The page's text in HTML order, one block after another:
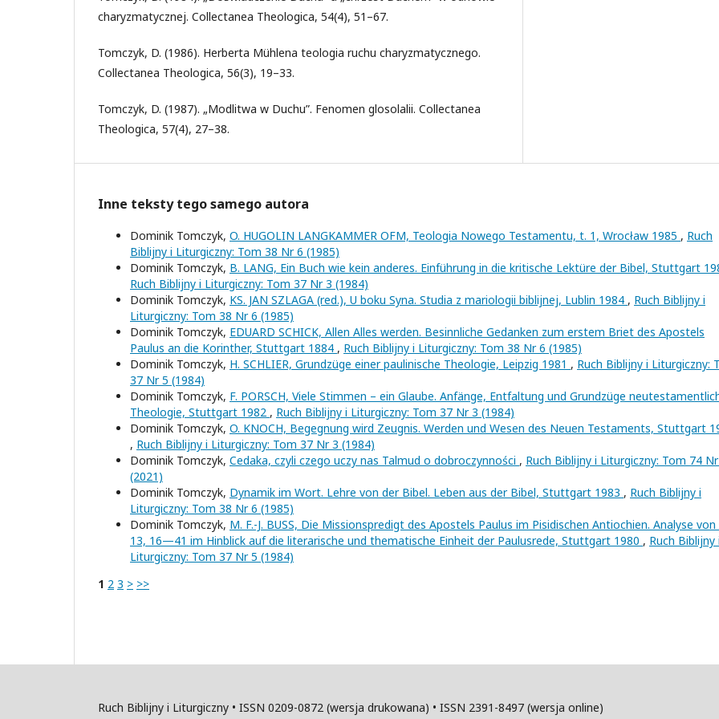
charyzmatycznej. Collectanea Theologica, 54(4), 51–67.
Tomczyk, D. (1986). Herberta Mühlena teologia ruchu charyzmatycznego.
Collectanea Theologica, 56(3), 19–33.
Tomczyk, D. (1987). „Modlitwa w Duchu”. Fenomen glosolalii. Collectanea
Theologica, 57(4), 27–38.
Inne teksty tego samego autora
Dominik Tomczyk, O. HUGOLIN LANGKAMMER OFM, Teologia Nowego Testamentu, t. 1, Wrocław 1985 , Ruch
Biblijny i Liturgiczny: Tom 38 Nr 6 (1985)
Dominik Tomczyk, B. LANG, Ein Buch wie kein anderes. Einführung in die kritische Lektüre der Bibel, Stuttgart
Ruch Biblijny i Liturgiczny: Tom 37 Nr 3 (1984)
Dominik Tomczyk, KS. JAN SZLAGA (red.), U boku Syna. Studia z mariologii biblijnej, Lublin 1984 , Ruch Biblijny i
Liturgiczny: Tom 38 Nr 6 (1985)
Dominik Tomczyk, EDUARD SCHICK, Allen Alles werden. Besinnliche Gedanken zum erstem Briet des Apostels
Paulus an die Korinther, Stuttgart 1884 , Ruch Biblijny i Liturgiczny: Tom 38 Nr 6 (1985)
Dominik Tomczyk, H. SCHLIER, Grundzüge einer paulinische Theologie, Leipzig 1981 , Ruch Biblijny i Liturgiczny:
37 Nr 5 (1984)
Dominik Tomczyk, F. PORSCH, Viele Stimmen – ein Glaube. Anfänge, Entfaltung und Grundzüge
Theologie, Stuttgart 1982 , Ruch Biblijny i Liturgiczny: Tom 37 Nr 3 (1984)
Dominik Tomczyk, O. KNOCH, Begegnung wird Zeugnis. Werden und Wesen des Neuen Testaments, Stuttgart
, Ruch Biblijny i Liturgiczny: Tom 37 Nr 3 (1984)
Dominik Tomczyk, Cedaka, czyli czego uczy nas Talmud o dobroczynności , Ruch Biblijny i Liturgiczny: Tom 74
(2021)
Dominik Tomczyk, Dynamik im Wort. Lehre von der Bibel. Leben aus der Bibel, Stuttgart 1983 , Ruch Biblijny i
Liturgiczny: Tom 38 Nr 6 (1985)
Dominik Tomczyk, M. F.-J. BUSS, Die Missionspredigt des Apostels Paulus im Pisidischen Antiochien. Analyse von
13, 16—41 im Hinblick auf die literarische und thematische Einheit der Paulusrede, Stuttgart 1980 , Ruch Biblijny i
Liturgiczny: Tom 37 Nr 5 (1984)
1 2 3 > >>
Ruch Biblijny i Liturgiczny • ISSN 0209-0872 (wersja drukowana) • ISSN 2391-8497 (wersja online)